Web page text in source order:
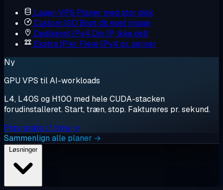
Lager-VPS Planer med stor disk
Custom ISO Boot dit eget image
Dedikeret IPv4 Din IP, ikke delt
Ekstra IP'er Flere IPv4 pr. server
Ny
GPU VPS til AI-workloads
L4, L40S og H100 med hele CUDA-stacken
forudinstalleret. Start, træn, stop. Faktureres pr. sekund.
Prøv gratis i 1 time →
Sammenlign alle planer →
Løsninger